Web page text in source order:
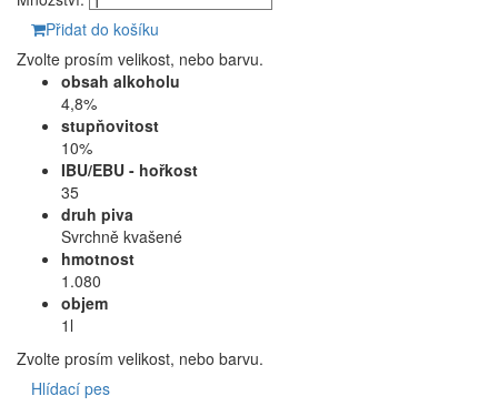
Přidat do košíku
Zvolte prosím velikost, nebo barvu.
obsah alkoholu
4,8%
stupňovitost
10%
IBU/EBU - hořkost
35
druh piva
Svrchně kvašené
hmotnost
1.080
objem
1l
Zvolte prosím velikost, nebo barvu.
Hlídací pes